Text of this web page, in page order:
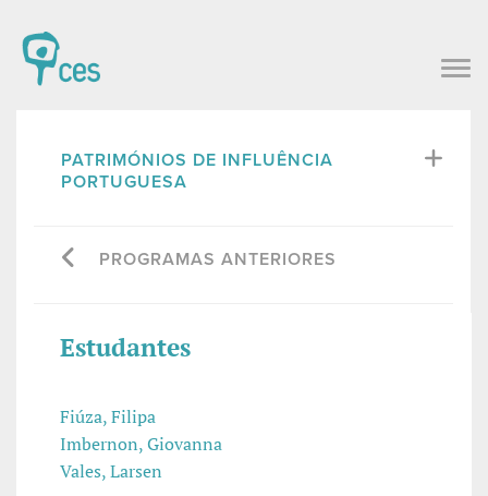
PATRIMÓNIOS DE INFLUÊNCIA
PORTUGUESA
PROGRAMAS ANTERIORES
Estudantes
Fiúza, Filipa
Imbernon, Giovanna
Vales, Larsen